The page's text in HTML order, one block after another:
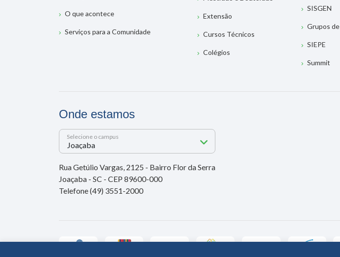
O que acontece
Serviços para a Comunidade
Extensão
Cursos Técnicos
Colégios
SISGEN
Grupos
SIEPE
Summit
Onde estamos
Selecione o campus
Rua Getúlio Vargas, 2125 - Bairro Flor da Serra
Joaçaba - SC - CEP 89600-000
Telefone (49) 3551-2000